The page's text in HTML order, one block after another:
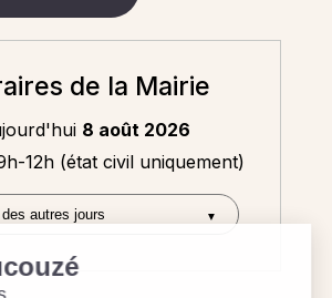
de la Mairie
8 août 2026
12h (état civil uniquement)